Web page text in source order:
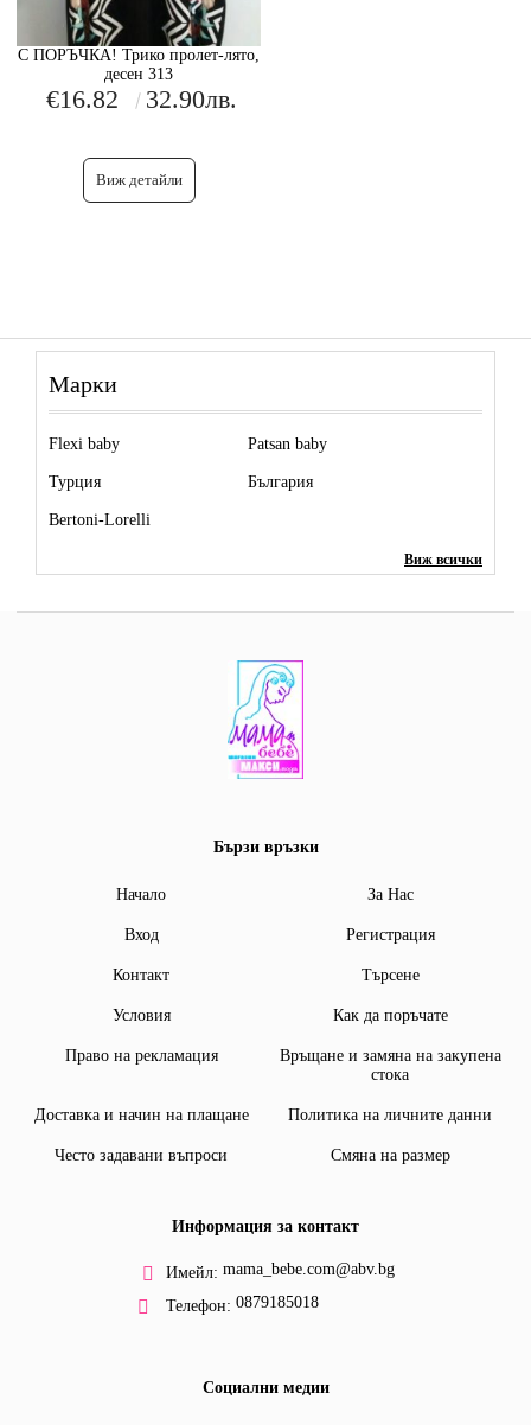
С ПОРЪЧКА! Трико пролет-лято,
десен 313
€16.82 32.90лв.
Виж детайли
Марки
Flexi baby Patsan baby
Турция България
Bertoni-Lorelli
Виж всички
Бързи връзки
Начало За Нас
Вход Регистрация
Контакт Търсене
Условия Как да поръчате
Право на рекламация
Връщане и замяна на закупена
стока
Доставка и начин на плащане Политика на личните данни
Често задавани въпроси Смяна на размер
Информация за контакт
Имейл: mama_bebe.com@abv.bg
Телефон: 0879185018
Социални медии